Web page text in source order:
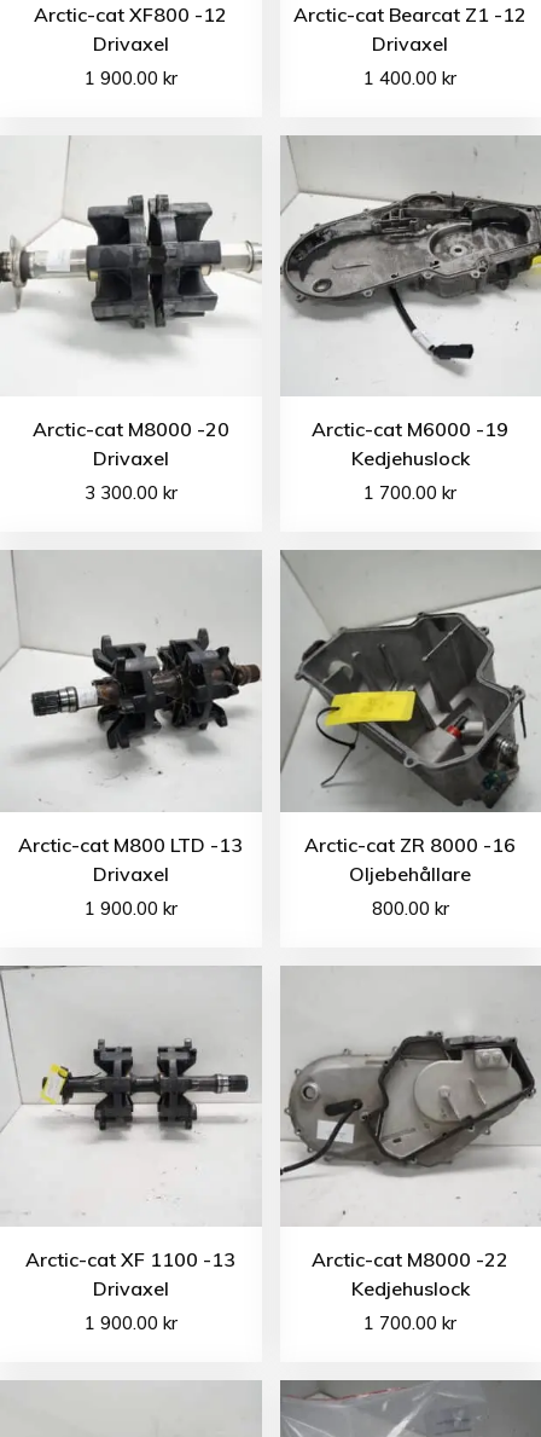
Arctic-cat XF800 -12
Drivaxel
1 900.00 kr
Arctic-cat Bearcat Z1 -12
Drivaxel
1 400.00kr
Arctic-cat M8000 -20
Drivaxel
3 300.00 kr
Arctic-cat M6000 -19
Kedjehuslock
1 700.00kr
Arctic-cat M800 LTD -13
Drivaxel
1 900.00 kr
Arctic-cat ZR 8000 -16
Oljebehållare
800.00 kr
Arctic-cat XF 1100 -13
Drivaxel
1 900.00 kr
Arctic-cat M8000 -22
Kedjehuslock
1 700.00kr